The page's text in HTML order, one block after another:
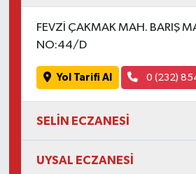
FEVZİ ÇAKMAK MAH. BARIŞ
NO:44/D
Yol Tarifi Al 0 (232)
SELİN ECZANESİ
UYSAL ECZANESİ